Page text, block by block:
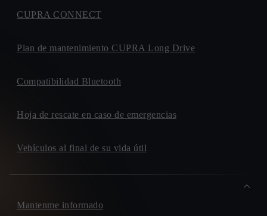
CUPRA CONNECT
Plan de mantenimiento CUPRA Long Drive
Compatibilidad Bluetooth
Hoja de rescate en caso de emergencias
Vehículos al final de su vida útil
Mantenme informado